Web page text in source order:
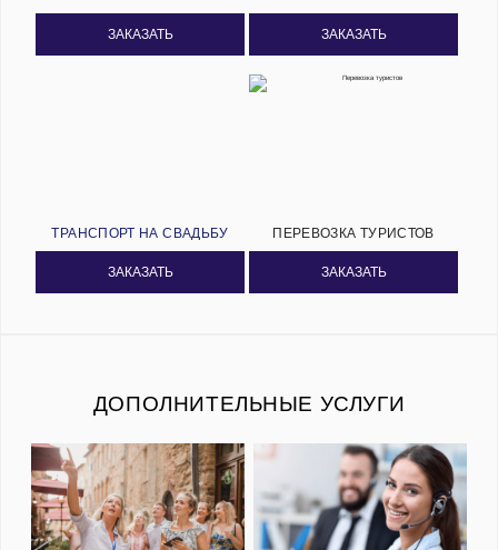
ЗАКАЗАТЬ ЗАКАЗАТЬ
ТРАНСПОРТ НА СВАДЬБУ
ЗАКАЗАТЬ
ПЕРЕВОЗКА ТУРИСТОВ
ЗАКАЗАТЬ
ДОПОЛНИТЕЛЬНЫЕ УСЛУГИ